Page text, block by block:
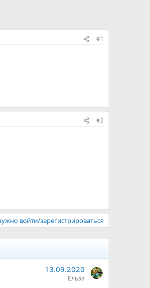
#1
#2
войти/зарегистрироваться
13.09.2020
Ельза